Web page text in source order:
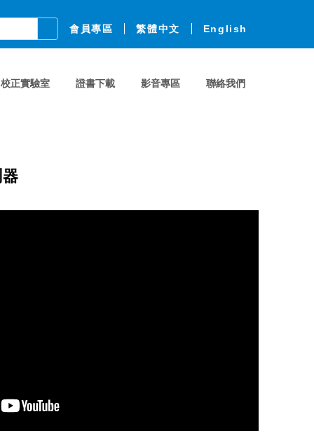
會員專區 繁體中文 English
校正實驗室 證書下載 影音專區 聯絡我們